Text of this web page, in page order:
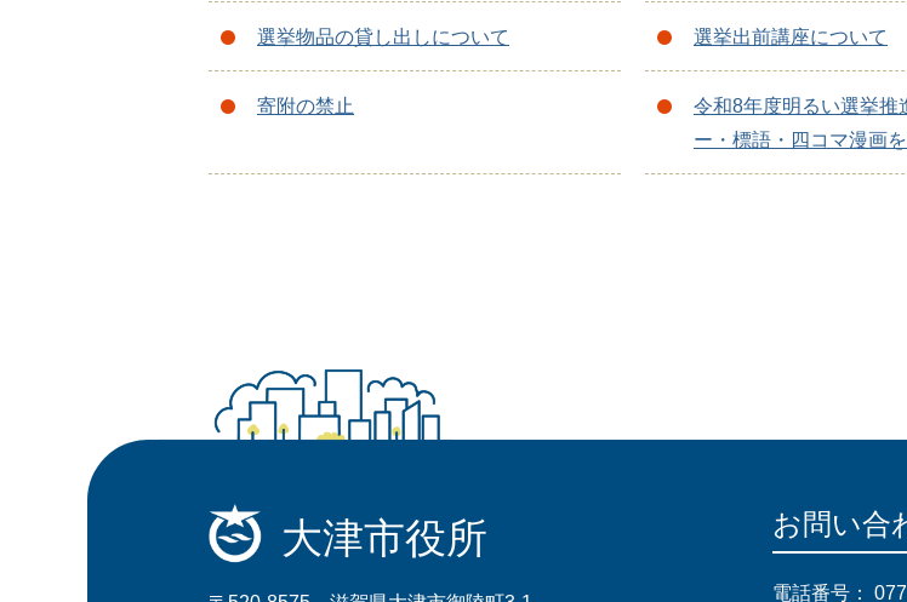
選挙物品の貸し出しについて 選挙出前講座について
寄附の禁止
令和8年度明るい選挙推
ー・標語・四コマ漫画
大津市役所 お問い合
電話番号：